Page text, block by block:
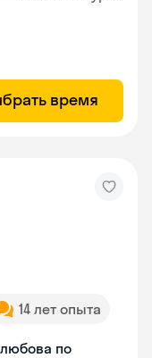
время
14 лет опыта
по